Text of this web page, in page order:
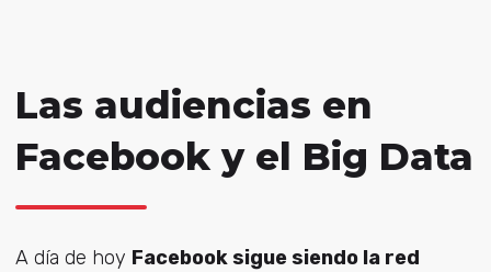
Las audiencias en
Facebook y el Big Data
A día de hoy Facebook sigue siendo la red